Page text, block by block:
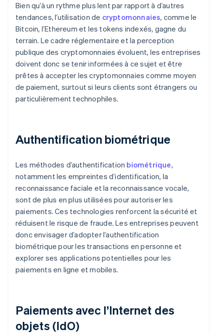
Bien qu’à un rythme plus lent par rapport à d’autres
tendances, l’utilisation de cryptomonnaies, comme le
Bitcoin, l’Ethereum et les tokens indexés, gagne du
terrain. Le cadre réglementaire et la perception
publique des cryptomonnaies évoluent, les entreprises
doivent donc se tenir informées à ce sujet et être
prêtes à accepter les cryptomonnaies comme moyen
de paiement, surtout si leurs clients sont étrangers ou
particulièrement technophiles.
Authentification biométrique
Les méthodes d’authentification biométrique,
notamment les empreintes d’identification, la
reconnaissance faciale et la reconnaissance vocale,
sont de plus en plus utilisées pour autoriser les
paiements. Ces technologies renforcent la sécurité et
réduisent le risque de fraude. Les entreprises peuvent
donc envisager d’adopter l’authentification
biométrique pour les transactions en personne et
explorer ses applications potentielles pour les
paiements en ligne et mobiles.
Paiements avec l’Internet des
objets (IdO)